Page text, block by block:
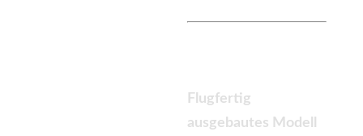
Flugfertig
ausgebautes Modell